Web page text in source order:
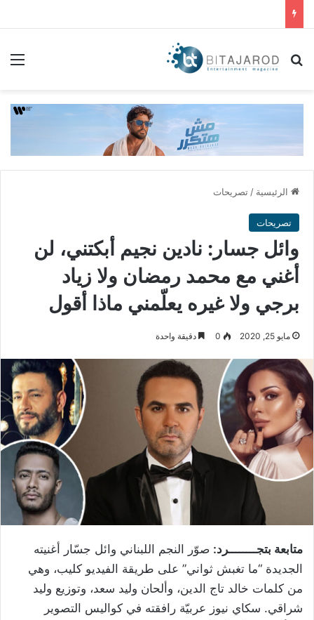
بحث عن
الرئيسية / تصريحات
تصريحات
وائل جسار: نادين نجيم أبكتني، لن
أغني مع محمد رمضان ولا زياد
برجي ولا غيره يعلّمني ماذا أقول
مايو 25, 2020 0 دقيقة واحدة
متابعة بتجــــــــرد: صوّر النجم اللبناني وائل جسّار أغنيته
الجديدة “ما تغبش ثواني” على طريقة الفيديو كليب، وهي
من كلمات خالد تاج الدين، وألحان وليد سعد، وتوزيع وليد
شراقي. سكاي نيوز عربيّة رافقته في كواليس التصوير